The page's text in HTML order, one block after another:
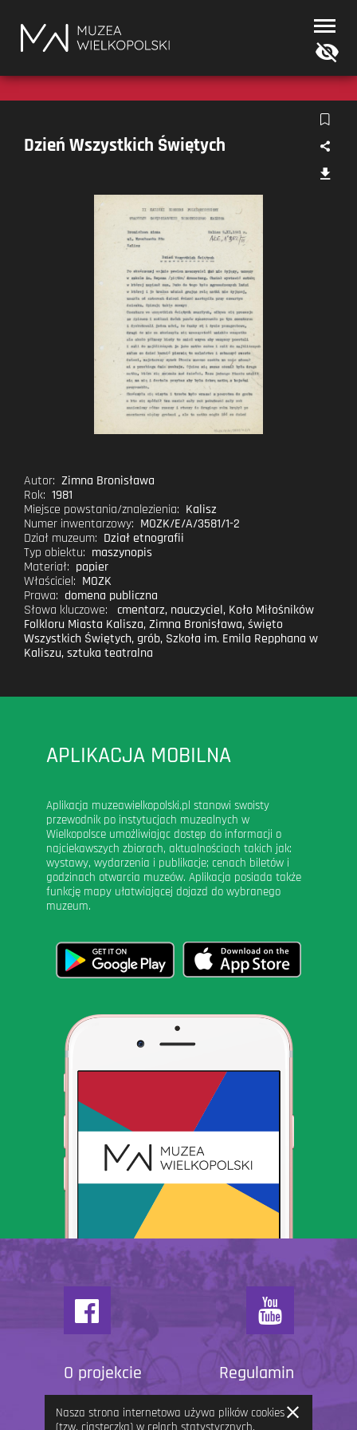
Muzea
Wielkopolski
Dzień Wszystkich Świętych
Autor: Zimna Bronisława
Rok: 1981
Miejsce powstania/znalezienia: Kalisz
Numer inwentarzowy: MOZK/E/A/3581/1-2
Dział muzeum: Dział etnografii
Typ obiektu: maszynopis
Materiał: papier
Właściciel: MOZK
Prawa: domena publiczna
Słowa kluczowe:
cmentarz, nauczyciel, Koło Miłośników
Folkloru Miasta Kalisza,Zimna Bronisława,święto
Wszystkich Świętych, grób, Szkoła im. Emila Repphana w
Kaliszu,sztuka teatralna
APLIKACJA MOBILNA
Aplikacja muzeawielkopolski.pl stanowi swoisty
przewodnik po instytucjach muzealnych w
Wielkopolsce umożliwiając dostęp do informacji o
najciekawszych zbiorach, aktualnościach takich jak:
wystawy, wydarzenia i publikacje; cenach biletów i
godzinach otwarcia muzeów. Aplikacja posiada także
funkcję mapy ułatwiającej dojazd do wybranego
muzeum.
O projekcie Regulamin
Nasza strona internetowa używa plików cookies